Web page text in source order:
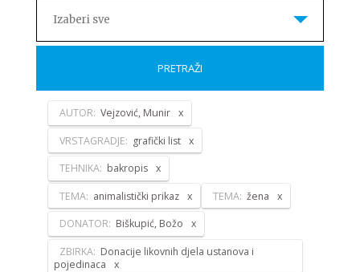
Izaberi sve
PRETRAŽI
AUTOR: Vejzović, Munir
VRSTAGRADJE: grafički list
TEHNIKA: bakropis
TEMA: animalistički prikaz TEMA: žena
DONATOR: Biškupić, Božo
ZBIRKA: Donacije likovnih djela ustanova i
pojedinaca